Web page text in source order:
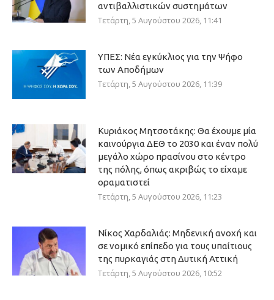
αντιβαλλιστικών συστημάτων
Τετάρτη, 5 Αυγούστου 2026, 11:41
ΥΠΕΣ: Νέα εγκύκλιος για την Ψήφο
των Αποδήμων
Τετάρτη, 5 Αυγούστου 2026, 11:39
Κυριάκος Μητσοτάκης: Θα έχουμε μία
καινούργια ΔΕΘ το 2030 και έναν πολύ
μεγάλο χώρο πρασίνου στο κέντρο
της πόλης, όπως ακριβώς το είχαμε
οραματιστεί
Τετάρτη, 5 Αυγούστου 2026, 11:23
Νίκος Χαρδαλιάς: Μηδενική ανοχή και
σε νομικό επίπεδο για τους υπαίτιους
της πυρκαγιάς στη Δυτική Αττική
Τετάρτη, 5 Αυγούστου 2026, 10:52